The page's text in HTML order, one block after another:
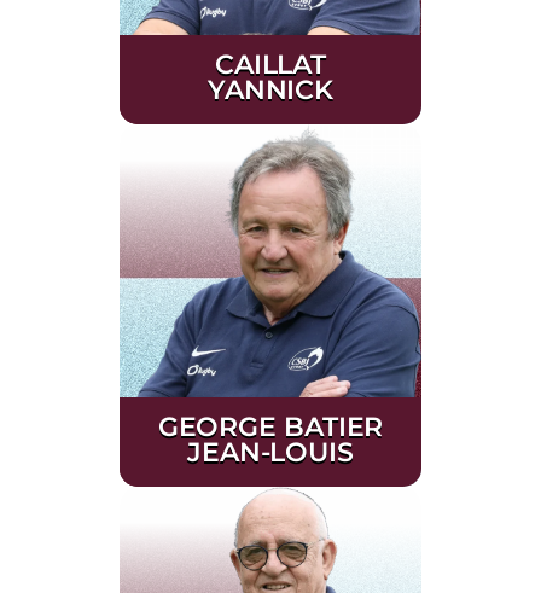
CAILLAT
YANNICK
GEORGE BATIER
JEAN-LOUIS